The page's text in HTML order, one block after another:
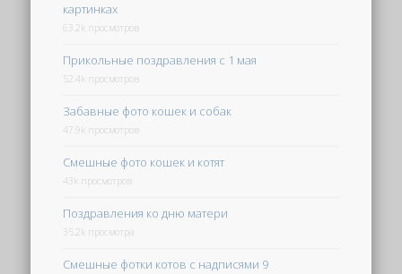
картинках
63.2k просмотров
Прикольные поздравления с 1 мая
52.4k просмотров
Забавные фото кошек и собак
47.9k просмотров
Смешные фото кошек и котят
43k просмотров
Поздравления ко дню матери
35.2k просмотра
Смешные фотки котов с надписями 9